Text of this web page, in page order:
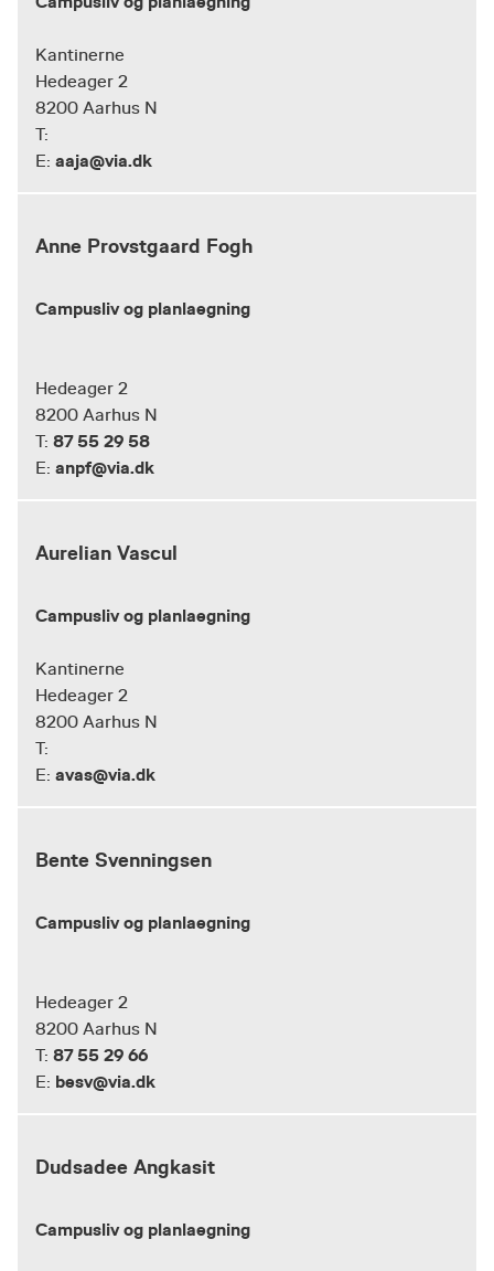
Kantinerne
Hedeager 2
8200 Aarhus N
T:
E: aaja@via.dk
Anne Provstgaard Fogh
Campusliv og planlaegning
Hedeager 2
8200 Aarhus N
T: 87 55 29 58
E: anpf@via.dk
Aurelian Vascul
Campusliv og planlaegning
Kantinerne
Hedeager 2
8200 Aarhus N
T:
E: avas@via.dk
Bente Svenningsen
Campusliv og planlaegning
Hedeager 2
8200 Aarhus N
T: 87 55 29 66
E: besv@via.dk
Dudsadee Angkasit
Campusliv og planlaegning